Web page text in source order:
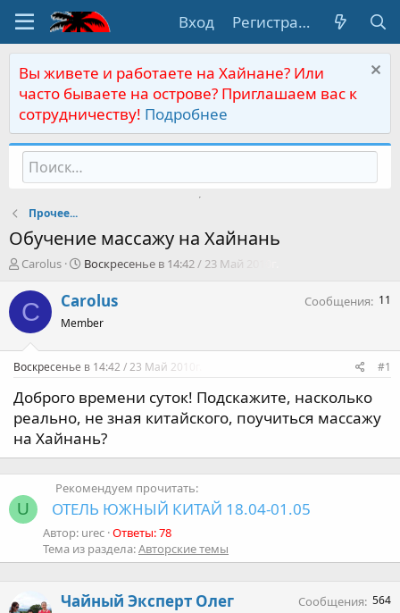
Вход Регистрация
Вы живете и работаете на Хайнане? Или
часто бываете на острове? Приглашаем вас к
сотрудничеству! Подробнее
Прочее...
Обучение массажу на Хайнань
А
т
о
р
м
ы
Carolus
Д
т
а
н
а
л
а
Воскресенье в 14:42 / 23 Май 2010г.
C Carolus
Member
Сообщения 11
Воскресенье в 14:42 / 23 Май 2010г. #1
Доброго времени суток! Подскажите, насколько
реально, не зная китайского, поучиться массажу
на Хайнань?
U
Рекомендуем прочитать:
ОТЕЛЬ ЮЖНЫЙ КИТАЙ 18.04-01.05
Автор: urec Ответы: 78
Тема из раздела:Авторские темы
Чайный Эксперт Олег Сообщения 564